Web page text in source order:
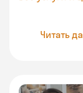
Читать